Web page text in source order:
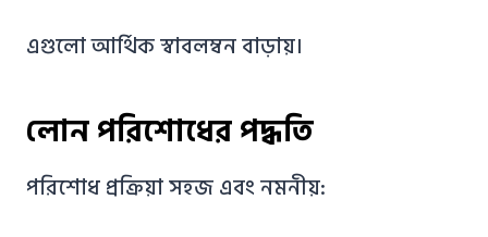
এগুলো আর্থিক স্বাবলম্বন বাড়ায়।
লোন পরিশোধের পদ্ধতি
পরিশোধ প্রক্রিয়া সহজ এবং নমনীয়: